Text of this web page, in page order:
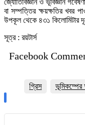
জ্যোতির্বিজ্ঞান ও ভূবিজ্ঞান
বা সম্পত্তির ক্ষয়ক্ষতির খবর
উপকূল থেকে ৪৩১ কিলোমিটার
সূত্র : রয়টার্স
Facebook
গ্রিস